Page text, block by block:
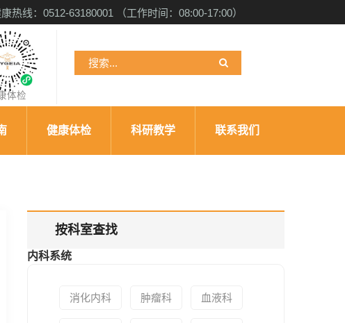
热线：0512-63180001 （工作时间：08:00-17:00）
体检
健康体检 科研教学 联系我们
按科室查找
内科系统
消化内科 肿瘤科 血液科